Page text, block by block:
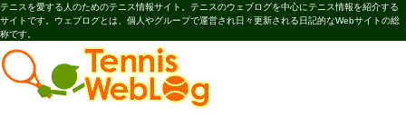
テニスを愛する人のためのテニス情報サイト。テニスのウェブログを中心にテニス情報を紹介する
サイトです。ウェブログとは、個人やグループで運営され日々更新される日記的なWebサイトの総
称です。